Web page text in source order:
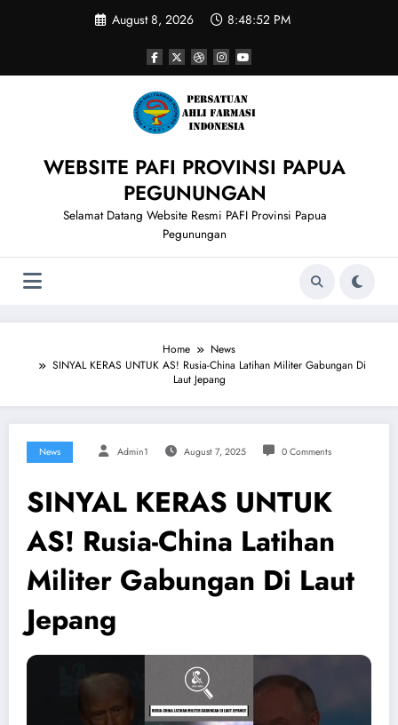
August 8, 2026 8:48:53 PM
WEBSITE PAFI PROVINSI PAPUA
PEGUNUNGAN
Selamat Datang Website Resmi PAFI Provinsi Papua
Pegunungan
Home
News
SINYAL KERAS UNTUK AS! Rusia-China Latihan Militer Gabungan Di
Laut Jepang
News Admin1 August 7, 2025 0 Comments
SINYAL KERAS UNTUK
AS! Rusia-China Latihan
Militer Gabungan Di Laut
Jepang